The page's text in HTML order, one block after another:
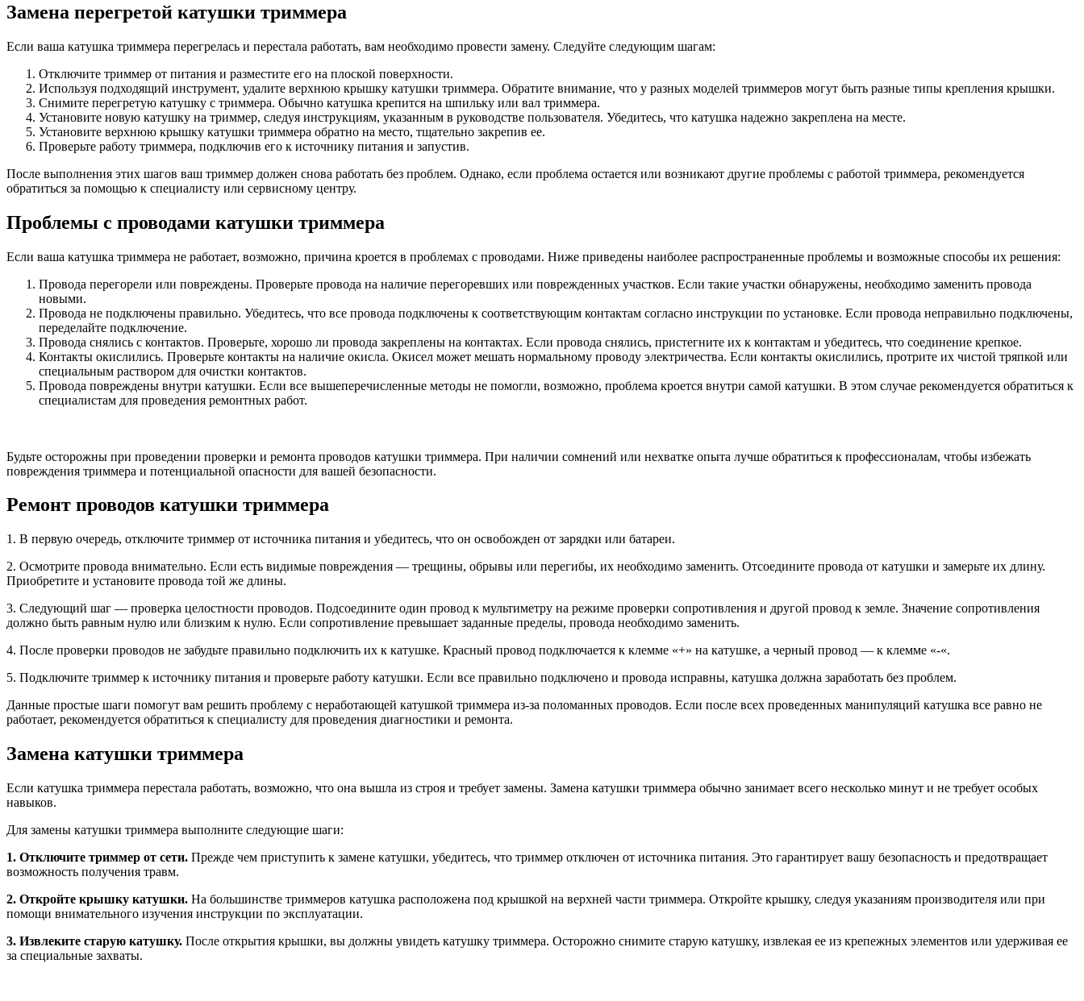
Замена перегретой катушки триммера
Если ваша катушка триммера перегрелась и перестала работать, вам необходимо провести замену. Следуйте следующим шагам:
Отключите триммер от питания и разместите его на плоской поверхности.
Используя подходящий инструмент, удалите верхнюю крышку катушки триммера. Обратите внимание, что у разных моделей триммеров могут быть разные типы крепления крышки.
Снимите перегретую катушку с триммера. Обычно катушка крепится на шпильку или вал триммера.
Установите новую катушку на триммер, следуя инструкциям, указанным в руководстве пользователя. Убедитесь, что катушка надежно закреплена на месте.
Установите верхнюю крышку катушки триммера обратно на место, тщательно закрепив ее.
Проверьте работу триммера, подключив его к источнику питания и запустив.
После выполнения этих шагов ваш триммер должен снова работать без проблем. Однако, если проблема остается или возникают другие проблемы с работой триммера, рекомендуется
обратиться за помощью к специалисту или сервисному центру.
Проблемы с проводами катушки триммера
Если ваша катушка триммера не работает, возможно, причина кроется в проблемах с проводами. Ниже приведены наиболее распространенные проблемы и возможные способы их решения:
Провода перегорели или повреждены. Проверьте провода на наличие перегоревших или поврежденных участков. Если такие участки обнаружены, необходимо заменить провода
новыми.
Провода не подключены правильно. Убедитесь, что все провода подключены к соответствующим контактам согласно инструкции по установке. Если провода неправильно подключены,
переделайте подключение.
Провода снялись с контактов. Проверьте, хорошо ли провода закреплены на контактах. Если провода снялись, пристегните их к контактам и убедитесь, что соединение крепкое.
Контакты окислились. Проверьте контакты на наличие окисла. Окисел может мешать нормальному проводу электричества. Если контакты окислились, протрите их чистой тряпкой или
специальным раствором для очистки контактов.
Провода повреждены внутри катушки. Если все вышеперечисленные методы не помогли, возможно, проблема кроется внутри самой катушки. В этом случае рекомендуется обратиться к
специалистам для проведения ремонтных работ.
Будьте осторожны при проведении проверки и ремонта проводов катушки триммера. При наличии сомнений или нехватке опыта лучше обратиться к профессионалам, чтобы избежать
повреждения триммера и потенциальной опасности для вашей безопасности.
Ремонт проводов катушки триммера
1. В первую очередь, отключите триммер от источника питания и убедитесь, что он освобожден от зарядки или батареи.
2. Осмотрите провода внимательно. Если есть видимые повреждения — трещины, обрывы или перегибы, их необходимо заменить. Отсоедините провода от катушки и замерьте их длину.
Приобретите и установите провода той же длины.
3. Следующий шаг — проверка целостности проводов. Подсоедините один провод к мультиметру на режиме проверки сопротивления и другой провод к земле. Значение сопротивления
должно быть равным нулю или близким к нулю. Если сопротивление превышает заданные пределы, провода необходимо заменить.
4. После проверки проводов не забудьте правильно подключить их к катушке. Красный провод подключается к клемме «+» на катушке, а черный провод — к клемме «-«.
5. Подключите триммер к источнику питания и проверьте работу катушки. Если все правильно подключено и провода исправны, катушка должна заработать без проблем.
Данные простые шаги помогут вам решить проблему с неработающей катушкой триммера из-за поломанных проводов. Если после всех проведенных манипуляций катушка все равно не
работает, рекомендуется обратиться к специалисту для проведения диагностики и ремонта.
Замена катушки триммера
Если катушка триммера перестала работать, возможно, что она вышла из строя и требует замены. Замена катушки триммера обычно занимает всего несколько минут и не требует особых
навыков.
Для замены катушки триммера выполните следующие шаги:
1. Отключите триммер от сети. Прежде чем приступить к замене катушки, убедитесь, что триммер отключен от источника питания. Это гарантирует вашу безопасность и предотвращает
возможность получения травм.
2. Откройте крышку катушки. На большинстве триммеров катушка расположена под крышкой на верхней части триммера. Откройте крышку, следуя указаниям производителя или при
помощи внимательного изучения инструкции по эксплуатации.
3. Извлеките старую катушку. После открытия крышки, вы должны увидеть катушку триммера. Осторожно снимите старую катушку, извлекая ее из крепежных элементов или удерживая ее
за специальные захваты.